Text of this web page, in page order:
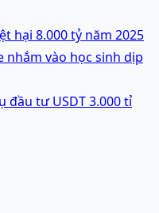
hại 8.000 tỷ năm 2025
nhắm vào học sinh dịp
đầu tư USDT 3.000 tỉ